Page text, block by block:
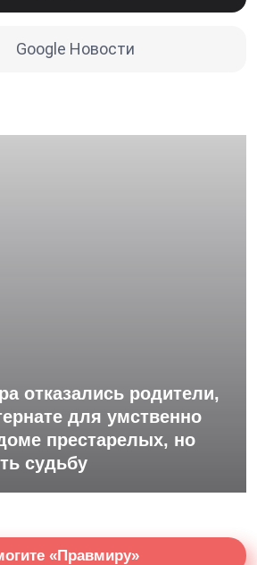
Google Новости
отказались родители,
для умственно
престарелых, но
судьбу
«Правмиру»